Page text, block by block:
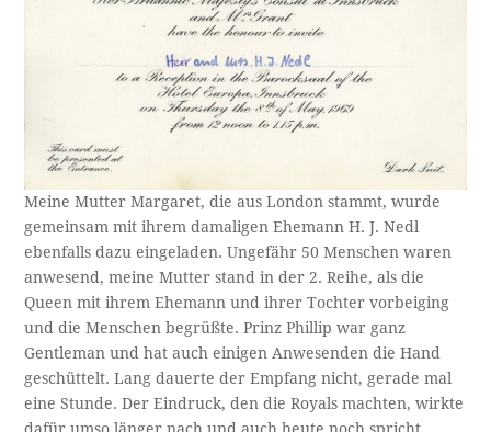
Meine Mutter Margaret, die aus London stammt, wurde
gemeinsam mit ihrem damaligen Ehemann H. J. Nedl
ebenfalls dazu eingeladen. Ungefähr 50 Menschen waren
anwesend, meine Mutter stand in der 2. Reihe, als die
Queen mit ihrem Ehemann und ihrer Tochter vorbeiging
und die Menschen begrüßte. Prinz Phillip war ganz
Gentleman und hat auch einigen Anwesenden die Hand
geschüttelt. Lang dauerte der Empfang nicht, gerade mal
eine Stunde. Der Eindruck, den die Royals machten, wirkte